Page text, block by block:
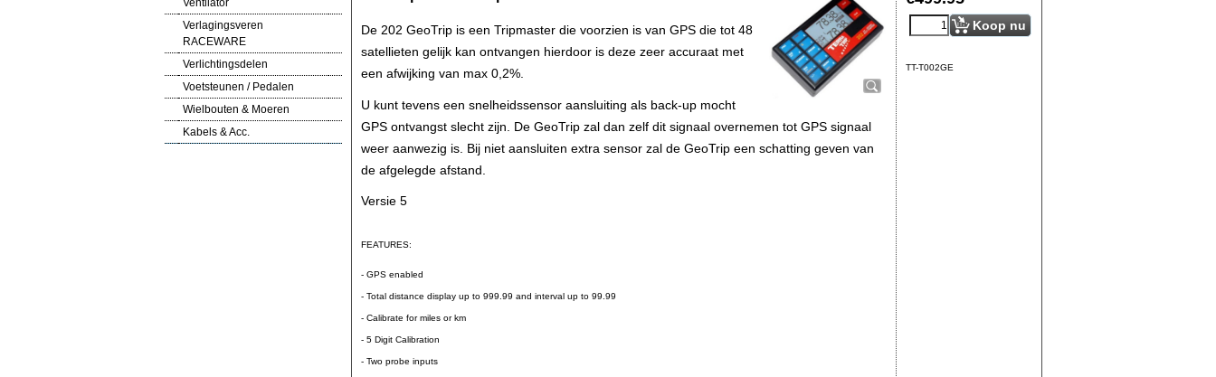
Ventilator
Verlagingsveren
RACEWARE
Verlichtingsdelen
Voetsteunen / Pedalen
Wielbouten & Moeren
Kabels & Acc.
Koop nu
TT-T002GE
De 202 GeoTrip is een Tripmaster die voorzien is van GPS die tot 48
satellieten gelijk kan ontvangen hierdoor is deze zeer accuraat met
een afwijking van max 0,2%.
U kunt tevens een snelheidssensor aansluiting als back-up mocht
GPS ontvangst slecht zijn. De GeoTrip zal dan zelf dit signaal overnemen tot GPS signaal
weer aanwezig is. Bij niet aansluiten extra sensor zal de GeoTrip een schatting geven van
de afgelegde afstand.
Versie 5
FEATURES:
- GPS enabled
- Total distance display up to 999.99 and interval up to 99.99
- Calibrate for miles or km
- 5 Digit Calibration
- Two probe inputs